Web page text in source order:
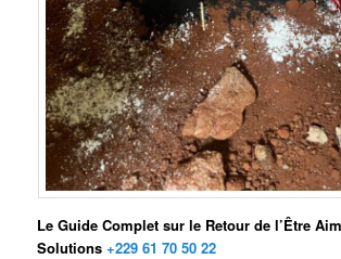
Le Guide Complet sur le Retour de l’Être
Solutions+229 61 70 50 22